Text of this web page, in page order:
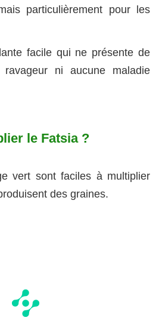
particulièrement pour les
facile qui ne présente de
ni aucune maladie
le Fatsia ?
vert sont faciles à multiplier
des graines.